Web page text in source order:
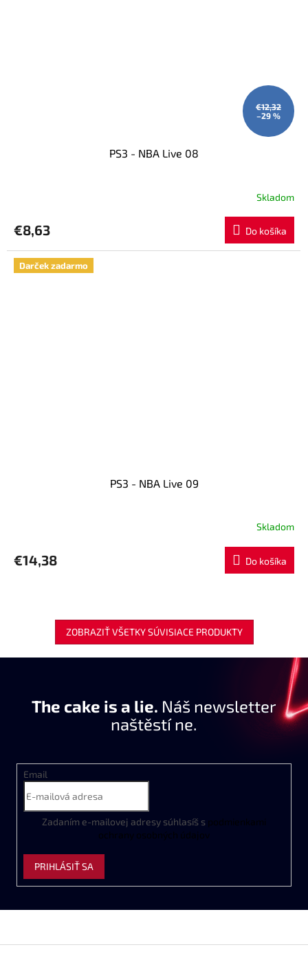
€12,32
–29 %
PS3 - NBA Live 08
Skladom
€8,63 Do košíka
Darček zadarmo
PS3 - NBA Live 09
Skladom
€14,38 Do košíka
ZOBRAZIŤ VŠETKY SÚVISIACE PRODUKTY
The cake is a lie. Náš newsletter
naštěstí ne.
Email
Zadaním e-mailovej adresy súhlasíš s podmienkami
ochrany osobných údajov
PRIHLÁSIŤ SA